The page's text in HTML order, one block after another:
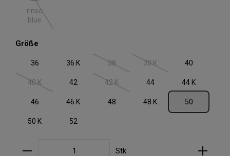
rinse
blue
(Diese Option ist zurzeit nicht verfügbar.)
Größe
36 36 K 38(Diese Option ist zurzeit nicht verfügbar.)
38 K(Diese Option ist zurzeit
40
40 K(Diese Option ist zurzeit nicht verfügbar.)
42 42 K(Diese Option ist zurzeit nicht verfügbar.)
44 44 K
46 46 K 48 48 K 50
50 K 52
Produkt Anzahl: Gib den gewünschten Wert ein
Stk